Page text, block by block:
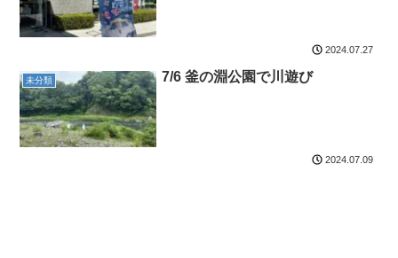
2024.07.27
未分類 7/6 釜の淵公園で川遊び
2024.07.09